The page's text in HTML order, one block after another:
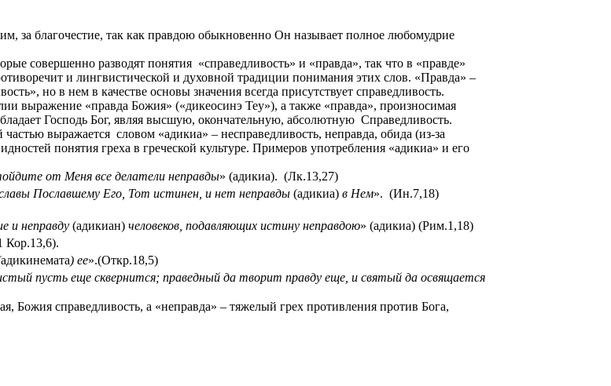
за благочестие, так как правдою обыкновенно Он называет полное любомудрие
совершенно разводят понятия «справедливость» и «правда», так что в «правде»
и лингвистической и духовной традиции понимания этих слов. «Правда» –
но в нем в качестве основы значения всегда присутствует справедливость.
выражение «правда Божия» («дикеосинэ Теу»), а также «правда», произносимая
Господь Бог, являя высшую, окончательную, абсолютную Справедливость.
частью выражается словом «адикиа» – несправедливость, неправда, обида (из-за
понятия греха в греческой культуре. Примеров употребления «адикиа» и его
от Меня все делатели неправды» (адикиа). (Лк.13,27)
Пославшему Его, Тот истинен, и нет неправды (адикиа) в Нем». (Ин.7,18)
и неправду (адикиан) человеков, подавляющих истину неправдою» (адикиа) (Рим.1,18)
Кор.13,6).
адикинемата) ее».(Откр.18,5)
пусть еще сквернится; праведный да творит правду еще, и святый да освящается
Божия справедливость, а «неправда» – тяжелый грех противления против Бога,